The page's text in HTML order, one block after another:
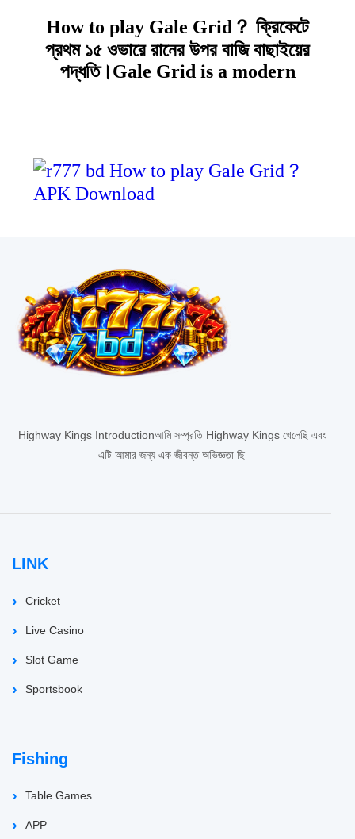
How to play Gale Grid？ ক্রিকেটে
প্রথম ১৫ ওভারে রানের উপর বাজি বাছাইয়ের
পদ্ধতি।Gale Grid is a modern
Highway Kings Introductionআমি সম্প্রতি Highway Kings খেলেছি এবং
এটি আমার জন্য এক জীবন্ত অভিজ্ঞতা ছি
LINK
Cricket
Live Casino
Slot Game
Sportsbook
Fishing
Table Games
APP